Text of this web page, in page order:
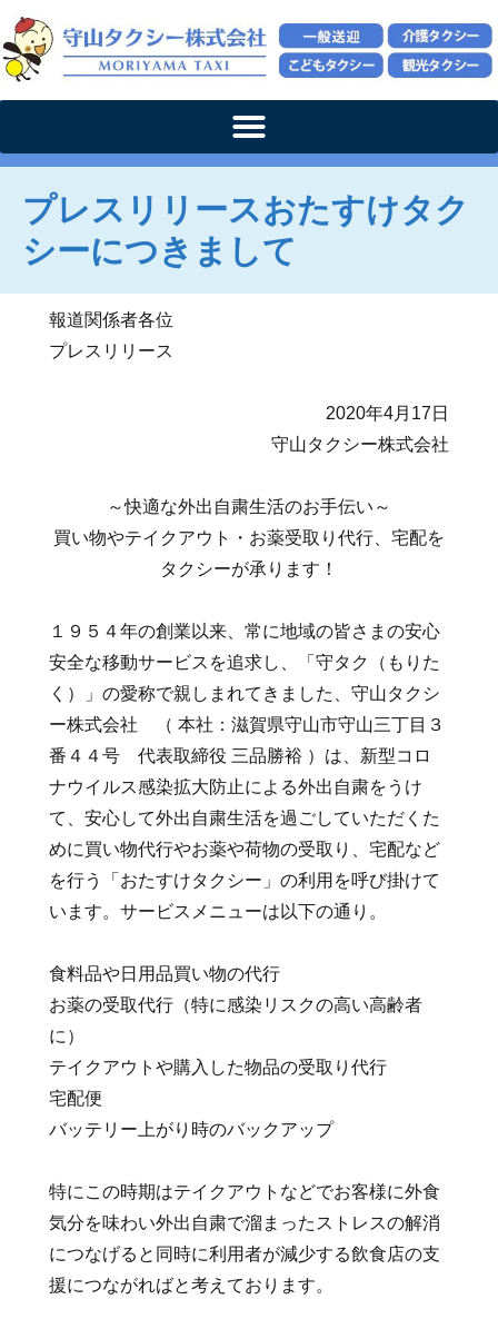
プレスリリースおたすけタク
シーにつきまして
報道関係者各位
プレスリリース
2020年4月17日
守山タクシー株式会社
～快適な外出自粛生活のお手伝い～
買い物やテイクアウト・お薬受取り代行、宅配を
タクシーが承ります！
１９５４年の創業以来、常に地域の皆さまの安心
安全な移動サービスを追求し、「守タク（もりた
く）」の愛称で親しまれてきました、守山タクシ
ー株式会社 （ 本社：滋賀県守山市守山三丁目３
番４４号 代表取締役 三品勝裕 ）は、新型コロ
ナウイルス感染拡大防止による外出自粛をうけ
て、安心して外出自粛生活を過ごしていただくた
めに買い物代行やお薬や荷物の受取り、宅配など
を行う「おたすけタクシー」の利用を呼び掛けて
います。サービスメニューは以下の通り。
食料品や日用品買い物の代行
お薬の受取代行（特に感染リスクの高い高齢者
に）
テイクアウトや購入した物品の受取り代行
宅配便
バッテリー上がり時のバックアップ
特にこの時期はテイクアウトなどでお客様に外食
気分を味わい外出自粛で溜まったストレスの解消
につなげると同時に利用者が減少する飲食店の支
援につながればと考えております。